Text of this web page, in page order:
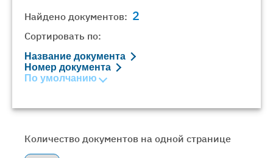
Найдено документов: 2
Сортировать по:
Название документа
Номер документа
По умолчанию
Количество документов на одной странице